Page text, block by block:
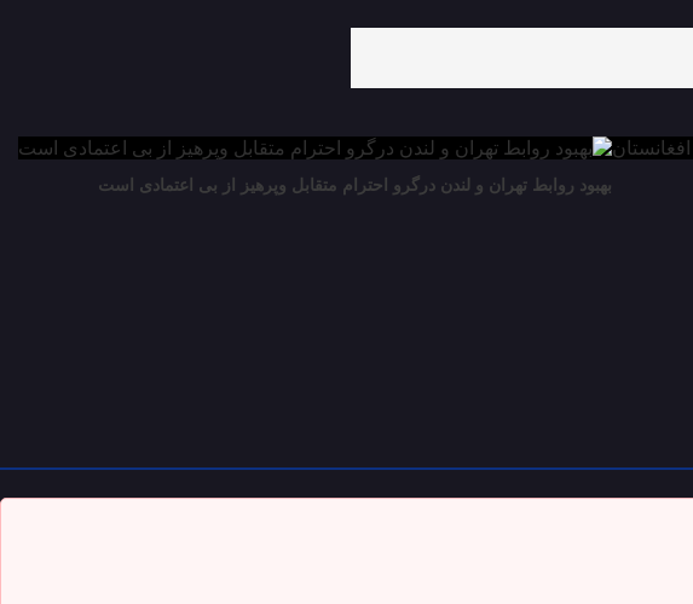
بهبود روابط تهران و لندن درگرو احترام متقابل وپرهیز از بی‌ اعتمادی است